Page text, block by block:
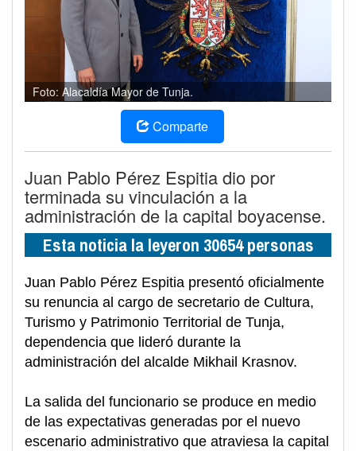
Foto: Alacaldía Mayor de Tunja.
Comparte
Juan Pablo Pérez Espitia dio por
terminada su vinculación a la
administración de la capital boyacense.
Esta noticia la leyeron 30654 personas
Juan Pablo Pérez Espitia presentó oficialmente
su renuncia al cargo de secretario de Cultura,
Turismo y Patrimonio Territorial de Tunja,
dependencia que lideró durante la
administración del alcalde Mikhail Krasnov.
La salida del funcionario se produce en medio
de las expectativas generadas por el nuevo
escenario administrativo que atraviesa la capital